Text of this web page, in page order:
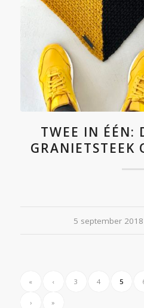
TWEE IN ÉÉN:
GRANIETSTEEK
5 september 2018
/
« ‹ 3 4 5
› »